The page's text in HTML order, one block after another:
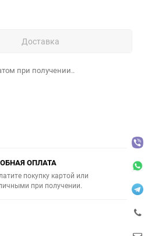
Доставка
при получении..
ОПЛАТА
покупку картой или
при получении.